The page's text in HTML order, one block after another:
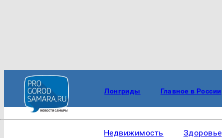
Лонгриды Главное в России
Недвижимость Здоровье